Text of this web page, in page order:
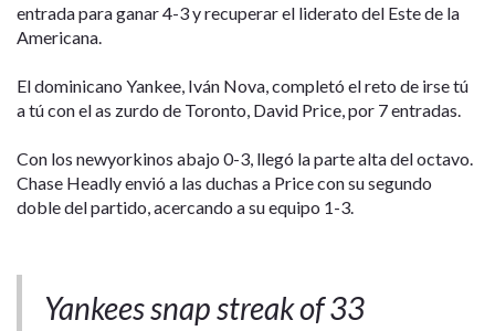
entrada para ganar 4-3 y recuperar el liderato del Este de la
Americana.
El dominicano Yankee, Iván Nova, completó el reto de irse tú
a tú con el as zurdo de Toronto, David Price, por 7 entradas.
Con los newyorkinos abajo 0-3, llegó la parte alta del octavo.
Chase Headly envió a las duchas a Price con su segundo
doble del partido, acercando a su equipo 1-3.
Yankees snap streak of 33